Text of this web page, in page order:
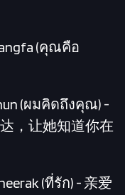
(คุณคือ
(ผมคิดถึงคุณ) -
，让她知道你在
(ที่รัก) - 亲爱